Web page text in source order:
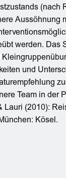
(nach
Aussöhnung
werden. Das
und
Team in der
Lauri (2010):
Kösel.